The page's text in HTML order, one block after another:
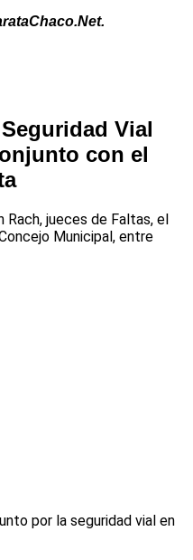
Vial
con el
jueces de Faltas, el
Municipal, entre